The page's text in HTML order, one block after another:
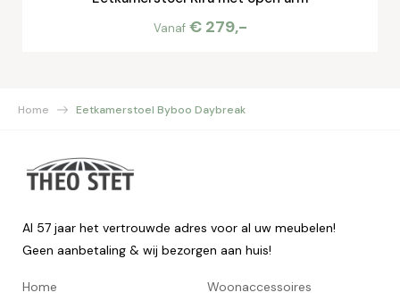
Vanaf € 279,-
Home Eetkamerstoel Byboo Daybreak
Al 57 jaar het vertrouwde adres voor al uw meubelen!
Geen aanbetaling & wij bezorgen aan huis!
Home
Woonaccessoires